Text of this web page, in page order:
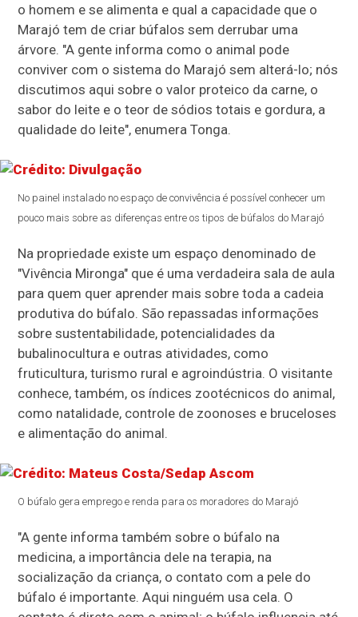
o homem e se alimenta e qual a capacidade que o
Marajó tem de criar búfalos sem derrubar uma
árvore. "A gente informa como o animal pode
conviver com o sistema do Marajó sem alterá-lo; nós
discutimos aqui sobre o valor proteico da carne, o
sabor do leite e o teor de sódios totais e gordura, a
qualidade do leite", enumera Tonga.
No painel instalado no espaço de convivência é possível conhecer um
pouco mais sobre as diferenças entre os tipos de búfalos do Marajó
Na propriedade existe um espaço denominado de
"Vivência Mironga" que é uma verdadeira sala de aula
para quem quer aprender mais sobre toda a cadeia
produtiva do búfalo. São repassadas informações
sobre sustentabilidade, potencialidades da
bubalinocultura e outras atividades, como
fruticultura, turismo rural e agroindústria. O visitante
conhece, também, os índices zootécnicos do animal,
como natalidade, controle de zoonoses e bruceloses
e alimentação do animal.
O búfalo gera emprego e renda para os moradores do Marajó
"A gente informa também sobre o búfalo na
medicina, a importância dele na terapia, na
socialização da criança, o contato com a pele do
búfalo é importante. Aqui ninguém usa cela. O